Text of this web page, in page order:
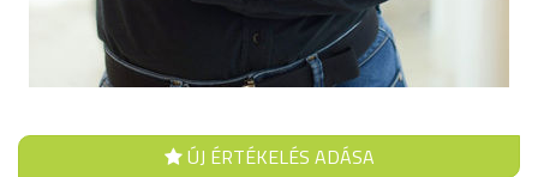
ÚJ ÉRTÉKELÉS ADÁSA